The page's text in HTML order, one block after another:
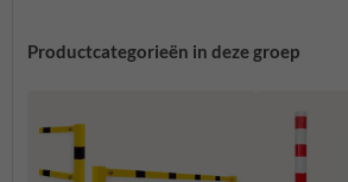
Productcategorieën in deze groep